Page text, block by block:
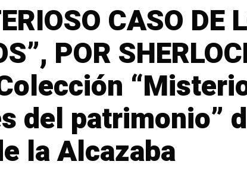
CASO DE
POR
del patrimonio”
la Alcazaba